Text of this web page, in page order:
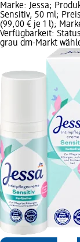
Marke: Jessa;
Sensitiv, 50 ml;
(99,00 € je 1 l);
Verfügbarkeit:
grau dm-Markt